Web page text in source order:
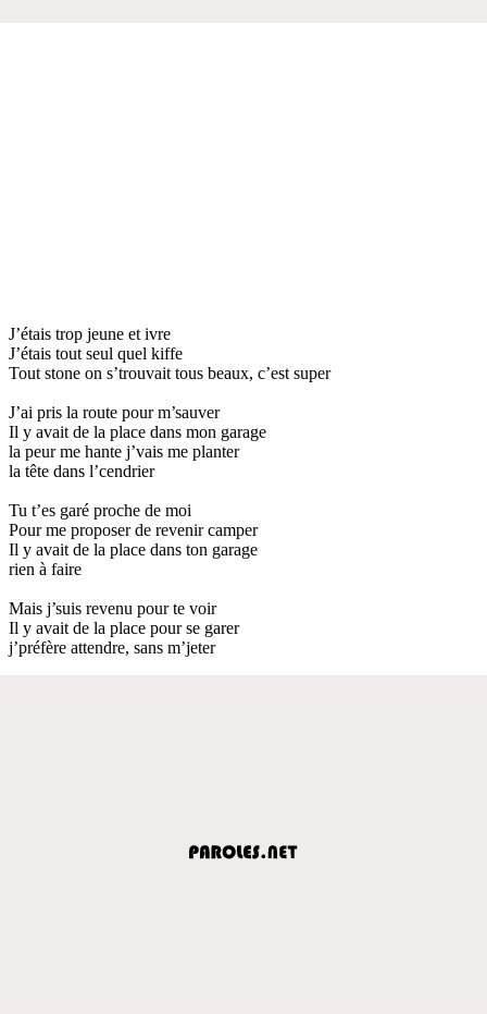
J’étais trop jeune et ivre
J’étais tout seul quel kiffe
Tout stone on s’trouvait tous beaux, c’est super
J’ai pris la route pour m’sauver
Il y avait de la place dans mon garage
la peur me hante j’vais me planter
la tête dans l’cendrier
Tu t’es garé proche de moi
Pour me proposer de revenir camper
Il y avait de la place dans ton garage
rien à faire
Mais j’suis revenu pour te voir
Il y avait de la place pour se garer
j’préfère attendre, sans m’jeter